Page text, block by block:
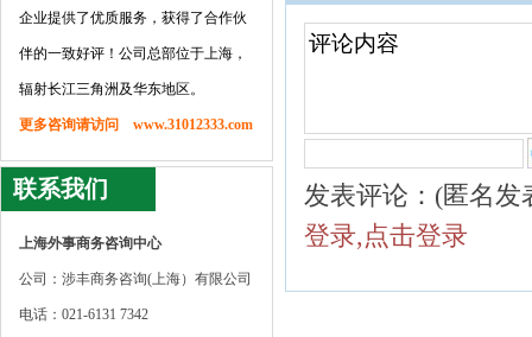
企业提供了优质服务，获得了合作伙
伴的一致好评！公司总部位于上海，
辐射长江三角洲及华东地区。
更多咨询请访问 www.31012333.com
联系我们
上海外事商务咨询中心
公司：涉丰商务咨询(上海）有限公司
电话：021-6131 7342
发表评论：(匿名
登录,点击登录